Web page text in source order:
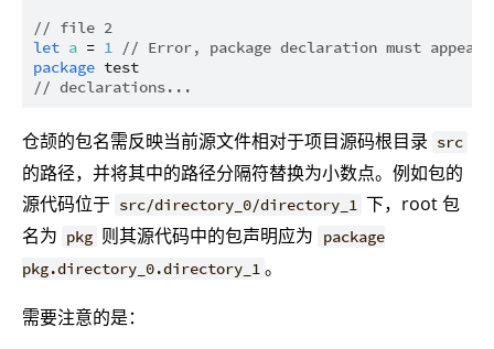
// file 2
let a = 1 // Error, package declaration must
package test
// declarations...
仓颉的包名需反映当前源文件相对于项目源码根目录 src
的路径，并将其中的路径分隔符替换为小数点。例如包的
源代码位于 src/directory_0/directory_1 下，root 包
名为 pkg 则其源代码中的包声明应为
package
pkg.directory_0.directory_1 。
需要注意的是：